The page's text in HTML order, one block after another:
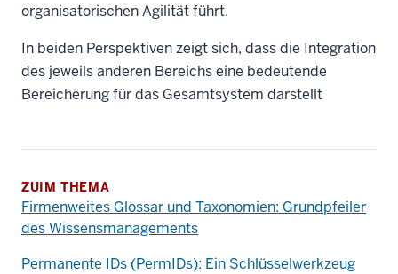
ZUIM THEMA
Firmenweites Glossar und Taxonomien: Grundpfeiler
des Wissensmanagements
Permanente IDs (PermIDs): Ein Schlüsselwerkzeug
organisatorischen Agilität führt.
In beiden Perspektiven zeigt sich, dass die Integration
des jeweils anderen Bereichs eine bedeutende
Bereicherung für das Gesamtsystem darstellt